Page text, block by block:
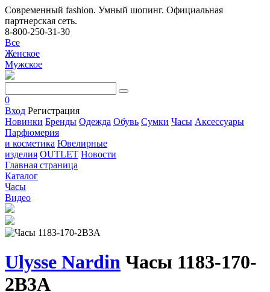
Современный fashion. Умный шопинг. Официальная
партнерская сеть.
8-800-250-31-30
Все
Женское
Мужское
0
Вход Регистрация
Новинки Бренды Одежда Обувь Сумки Часы Аксессуары
Парфюмерия
и косметика Ювелирные
изделия OUTLET Новости
Главная страница
Каталог
Часы
Видео
Ulysse Nardin Часы 1183-170-
2B3A